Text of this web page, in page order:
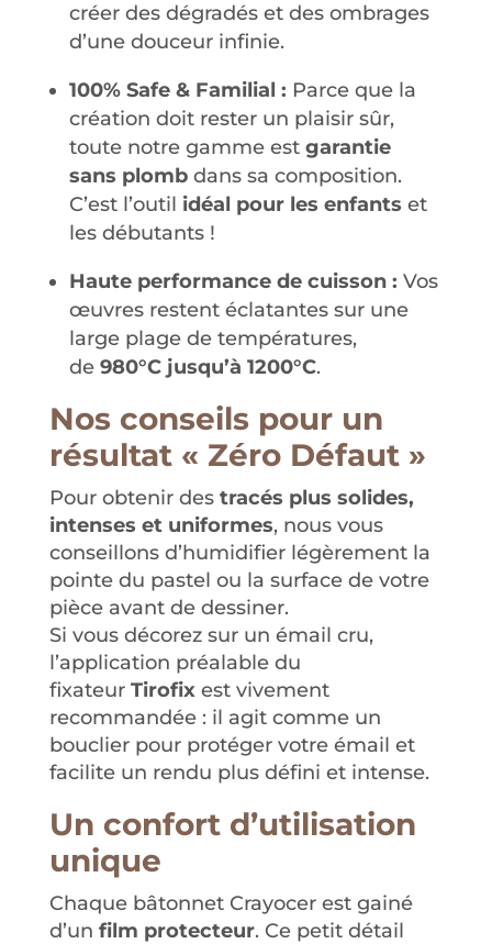
créer des dégradés et des ombrages
d’une douceur infinie.
100% Safe & Familial : Parce que la
création doit rester un plaisir sûr,
toute notre gamme est garantie
sans plombdans sa composition.
C’est l’outil idéal pour les enfants et
les débutants !
Haute performance de cuisson : Vos
œuvres restent éclatantes sur une
large plage de températures,
de 980°C jusqu’à 1200°C.
Nos conseils pour un
résultat « Zéro Défaut »
Pour obtenir des tracés plus solides,
intenses et uniformes, nous vous
conseillons d’humidifier légèrement la
pointe du pastel ou la surface de votre
pièce avant de dessiner.
Si vous décorez sur un émail cru,
l’application préalable du
fixateur Tirofixest vivement
recommandée : il agit comme un
bouclier pour protéger votre émail et
facilite un rendu plus défini et intense.
Un confort d’utilisation
unique
Chaque bâtonnet Crayocer est gainé
d’un film protecteur. Ce petit détail